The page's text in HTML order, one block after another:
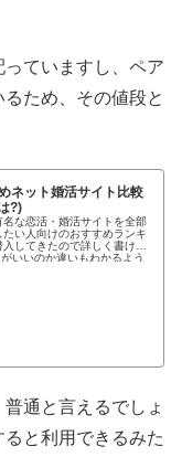
ていますし、ペア
ため、その値段と
ネット婚活サイト比較
?)
な恋活・婚活サイトを全部
い人向けのおすすめランキ
してきたので詳しく書けま
通と言えるでしょ
と利用できるみた